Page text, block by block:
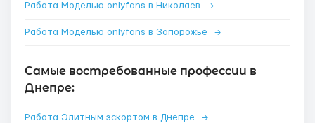
Работа Моделью onlyfans в Николаев →
Работа Моделью onlyfans в Запорожье →
Самые востребованные профессии в
Днепре:
Работа Элитным эскортом в Днепре →